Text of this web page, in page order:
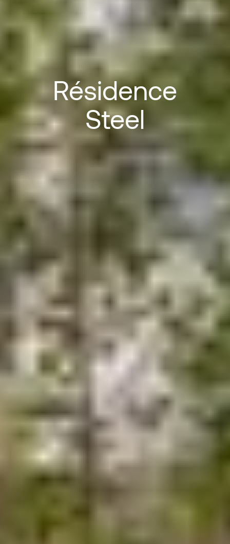
Résidence
Steel